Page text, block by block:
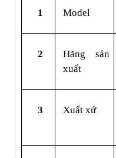
1 Model
2
Hãng sản
xuất
3 Xuất xứ